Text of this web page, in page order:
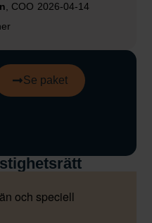
, COO 2026-04-14
Se paket
och speciell